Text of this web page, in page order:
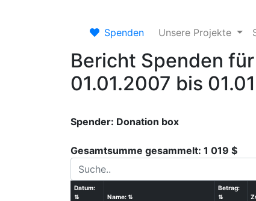
Spenden Unsere Projekte
Bericht Spenden
01.01.2007 bis
Spender: Donation box
Gesamtsumme gesammelt: 1 019 $
Datum:
⇅
Name:⇅
Betrag:
⇅